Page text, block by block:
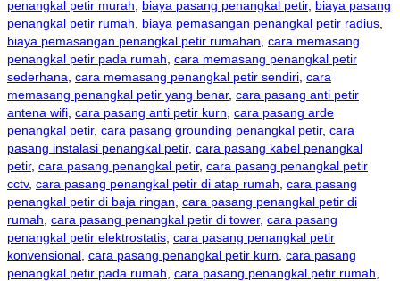
penangkal petir murah
biaya pasang penangkal petir, biaya pasang
penangkal petir rumah
biaya pemasangan penangkal petir radius
biaya pemasangan penangkal petir rumahan cara memasang
penangkal petir pada rumah cara memasang penangkal petir
sederhana cara memasang penangkal petir sendiri cara
memasang penangkal petir yang benar, cara pasang anti petir
antena wifi cara pasang anti petir kurn cara pasang arde
penangkal petir, cara pasang grounding penangkal petir, cara
pasang instalasi penangkal petir, cara pasang kabel penangkal
petir, cara pasang penangkal petir, cara pasang penangkal petir
cctv, cara pasang penangkal petir di atap rumah cara pasang
penangkal petir di baja ringan cara pasang penangkal petir di
rumah cara pasang penangkal petir di tower, cara pasang
penangkal petir elektrostatis cara pasang penangkal petir
konvensional cara pasang penangkal petir kurn cara pasang
penangkal petir pada rumah cara pasang penangkal petir rumah